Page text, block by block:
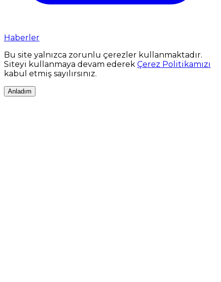
Haberler
Bu site yalnızca zorunlu çerezler kullanmaktadır.
Siteyi kullanmaya devam ederek Çerez Politikamızı
kabul etmiş sayılırsınız.
Anladım